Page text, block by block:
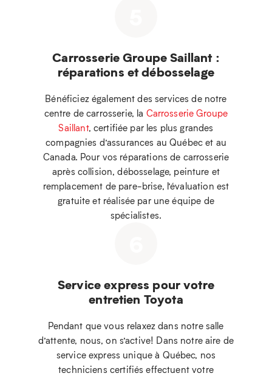
Carrosserie Groupe Saillant :
réparations et débosselage
Bénéficiez également des services de notre
centre de carrosserie, la Carrosserie Groupe
Saillant, certifiée par les plus grandes
compagnies d’assurances au Québec et au
Canada. Pour vos réparations de carrosserie
après collision, débosselage, peinture et
remplacement de pare-brise, l’évaluation est
gratuite et réalisée par une équipe de
spécialistes.
Service express pour votre
entretien Toyota
Pendant que vous relaxez dans notre salle
d’attente, nous, on s’active! Dans notre aire de
service express unique à Québec, nos
techniciens certifiés effectuent votre